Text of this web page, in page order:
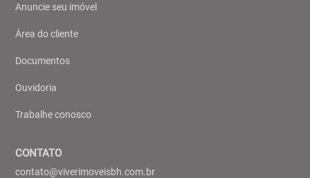
Anuncie seu imóvel
Área do cliente
Documentos
Ouvidoria
Trabalhe conosco
CONTATO
contato@viverimoveisbh.com.br